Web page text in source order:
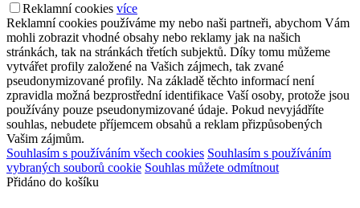
Reklamní cookies více
Reklamní cookies používáme my nebo naši partneři, abychom Vám
mohli zobrazit vhodné obsahy nebo reklamy jak na našich
stránkách, tak na stránkách třetích subjektů. Díky tomu můžeme
vytvářet profily založené na Vašich zájmech, tak zvané
pseudonymizované profily. Na základě těchto informací není
zpravidla možná bezprostřední identifikace Vaší osoby, protože jsou
používány pouze pseudonymizované údaje. Pokud nevyjádříte
souhlas, nebudete příjemcem obsahů a reklam přizpůsobených
Vašim zájmům.
Souhlasím s používáním všech cookies Souhlasím s používáním
vybraných souborů cookie Souhlas můžete odmítnout
Přidáno do košíku